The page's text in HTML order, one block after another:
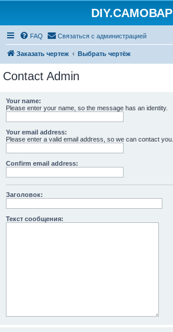
DIY.САМОВАР
FAQ Связаться с администрацией
Заказать чертеж Выбрать чертёж
Contact Admin
Your name:
Please enter your name, so the message has an identity.
Your email address:
Please enter a valid email address, so we can contact you.
Confirm email address:
Заголовок:
Текст сообщения: